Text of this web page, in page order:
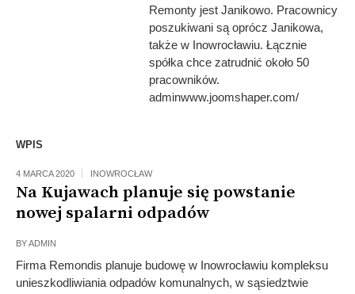
Remonty jest Janikowo. Pracownicy
poszukiwani są oprócz Janikowa,
także w Inowrocławiu. Łącznie
spółka chce zatrudnić około 50
pracowników.
adminwww.joomshaper.com/
WPIS
4 MARCA 2020 INOWROCŁAW
Na Kujawach planuje się powstanie
nowej spalarni odpadów
BYADMIN
Firma Remondis planuje budowę w Inowrocławiu kompleksu
unieszkodliwiania odpadów komunalnych, w sąsiedztwie